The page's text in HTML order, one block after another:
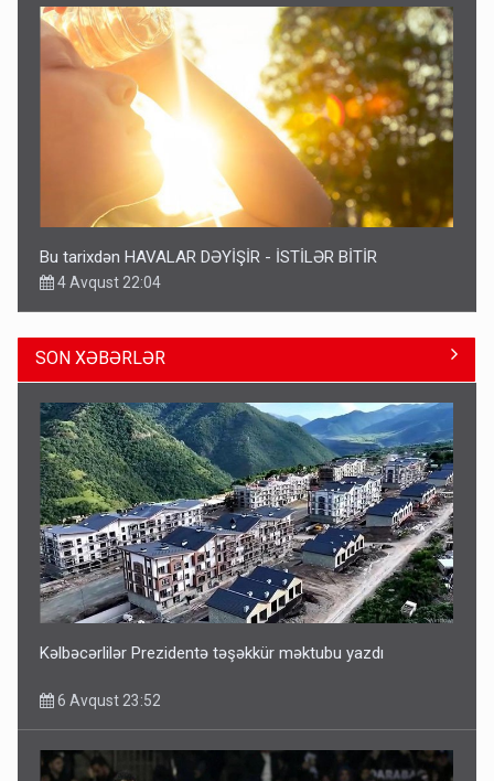
Bu tarixdən HAVALAR DƏYİŞİR - İSTİLƏR BİTİR
4 Avqust 22:04
ŞOK! David Seliverstov ölkədən qaçdı
6 Avqust 14:14
SON XƏBƏRLƏR
Kəlbəcərlilər Prezidentə təşəkkür məktubu yazdı
6 Avqust 23:52